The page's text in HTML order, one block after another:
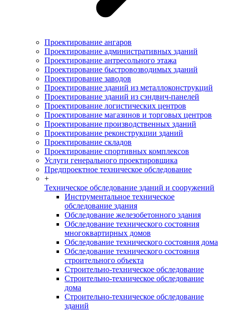
Проектирование ангаров
Проектирование административных зданий
Проектирование антресольного этажа
Проектирование быстровозводимых зданий
Проектирование заводов
Проектирование зданий из металлоконструкций
Проектирование зданий из сэндвич-панелей
Проектирование логистических центров
Проектирование магазинов и торговых центров
Проектирование производственных зданий
Проектирование реконструкции зданий
Проектирование складов
Проектирование спортивных комплексов
Услуги генерального проектировщика
Предпроектное техническое обследование
+
Техническое обследование зданий и сооружений
Инструментальное техническое
обследование здания
Обследование железобетонного здания
Обследование технического состояния
многоквартирных домов
Обследование технического состояния дома
Обследование технического состояния
строительного объекта
Строительно-техническое обследование
Строительно-техническое обследование
дома
Строительно-техническое обследование
зданий